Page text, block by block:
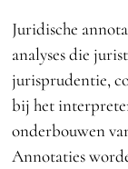
Juridische
analyses die
jurisprudentie,
bij het
onderbouwen
Annotaties